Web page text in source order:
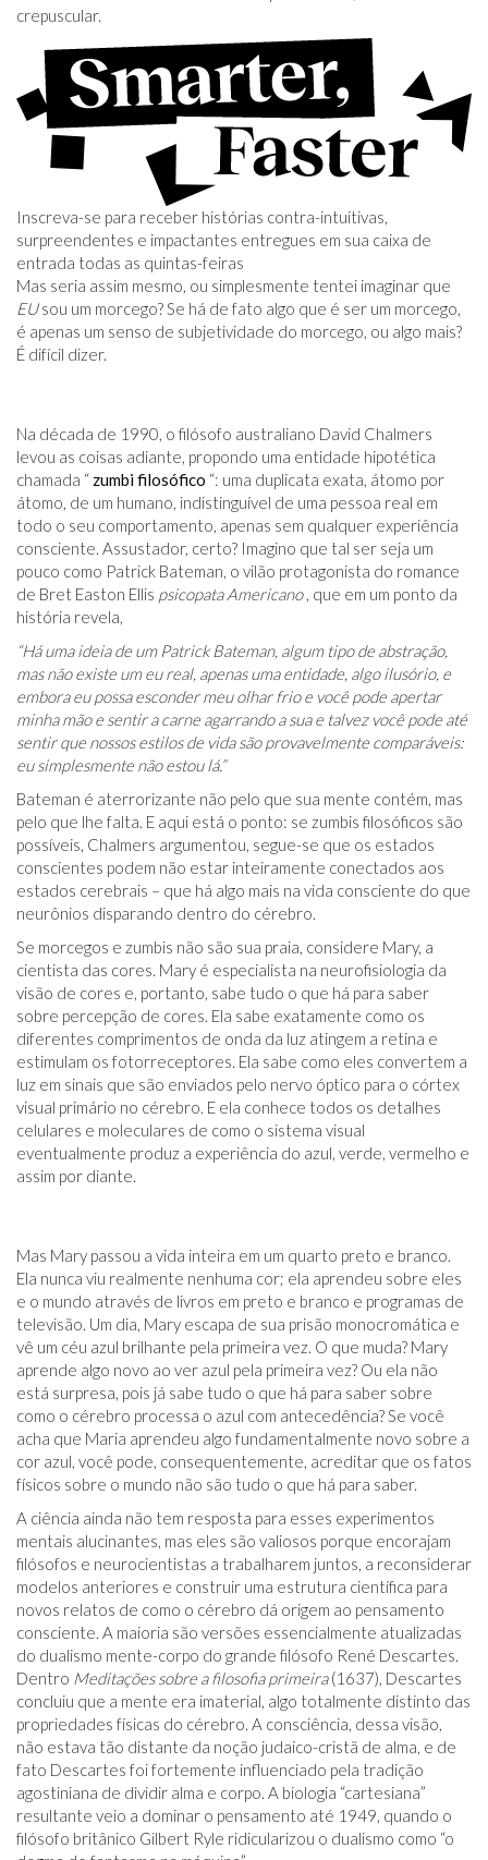
crepuscular.
Inscreva-se para receber histórias contra-intuitivas,
surpreendentes e impactantes entregues em sua caixa de
entrada todas as quintas-feiras
Mas seria assim mesmo, ou simplesmente tentei imaginar que
EUsou um morcego? Se há de fato algo que é ser um morcego,
é apenas um senso de subjetividade do morcego, ou algo mais?
É difícil dizer.
Na década de 1990, o filósofo australiano David Chalmers
levou as coisas adiante, propondo uma entidade hipotética
chamada “ zumbi filosófico “: uma duplicata exata, átomo por
átomo, de um humano, indistinguível de uma pessoa real em
todo o seu comportamento, apenas sem qualquer experiência
consciente. Assustador, certo? Imagino que tal ser seja um
pouco como Patrick Bateman, o vilão protagonista do romance
de Bret Easton Ellis psicopata Americano, que em um ponto da
história revela,
“Há uma ideia de um Patrick Bateman, algum tipo de abstração,
mas não existe um eu real, apenas uma entidade, algo ilusório, e
embora eu possa esconder meu olhar frio e você pode apertar
minha mão e sentir a carne agarrando a sua e talvez você pode até
sentir que nossos estilos de vida são provavelmente comparáveis:
eu simplesmente não estou lá.”
Bateman é aterrorizante não pelo que sua mente contém, mas
pelo que lhe falta. E aqui está o ponto: se zumbis filosóficos são
possíveis, Chalmers argumentou, segue-se que os estados
conscientes podem não estar inteiramente conectados aos
estados cerebrais – que há algo mais na vida consciente do que
neurônios disparando dentro do cérebro.
Se morcegos e zumbis não são sua praia, considere Mary, a
cientista das cores. Mary é especialista na neurofisiologia da
visão de cores e, portanto, sabe tudo o que há para saber
sobre percepção de cores. Ela sabe exatamente como os
diferentes comprimentos de onda da luz atingem a retina e
estimulam os fotorreceptores. Ela sabe como eles convertem a
luz em sinais que são enviados pelo nervo óptico para o córtex
visual primário no cérebro. E ela conhece todos os detalhes
celulares e moleculares de como o sistema visual
eventualmente produz a experiência do azul, verde, vermelho e
assim por diante.
Mas Mary passou a vida inteira em um quarto preto e branco.
Ela nunca viu realmente nenhuma cor; ela aprendeu sobre eles
e o mundo através de livros em preto e branco e programas de
televisão. Um dia, Mary escapa de sua prisão monocromática e
vê um céu azul brilhante pela primeira vez. O que muda? Mary
aprende algo novo ao ver azul pela primeira vez? Ou ela não
está surpresa, pois já sabe tudo o que há para saber sobre
como o cérebro processa o azul com antecedência? Se você
acha que Maria aprendeu algo fundamentalmente novo sobre a
cor azul, você pode, consequentemente, acreditar que os fatos
físicos sobre o mundo não são tudo o que há para saber.
A ciência ainda não tem resposta para esses experimentos
mentais alucinantes, mas eles são valiosos porque encorajam
filósofos e neurocientistas a trabalharem juntos, a reconsiderar
modelos anteriores e construir uma estrutura científica para
novos relatos de como o cérebro dá origem ao pensamento
consciente. A maioria são versões essencialmente atualizadas
do dualismo mente-corpo do grande filósofo René Descartes.
Dentro Meditações sobre a filosofia primeira(1637), Descartes
concluiu que a mente era imaterial, algo totalmente distinto das
propriedades físicas do cérebro. A consciência, dessa visão,
não estava tão distante da noção judaico-cristã de alma, e de
fato Descartes foi fortemente influenciado pela tradição
agostiniana de dividir alma e corpo. A biologia “cartesiana”
resultante veio a dominar o pensamento até 1949, quando o
filósofo britânico Gilbert Ryle ridicularizou o dualismo como “o